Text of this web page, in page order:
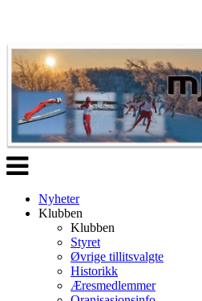
Veksle
navigasjon
Nyheter
Klubben
Klubben
Styret
Øvrige tillitsvalgte
Historikk
Æresmedlemmer